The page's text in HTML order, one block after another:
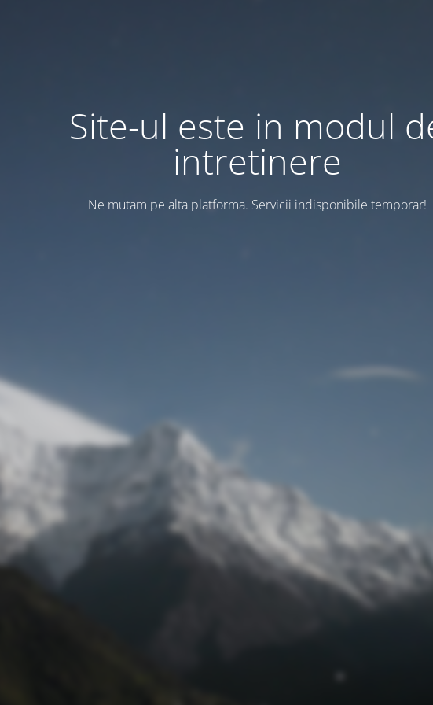
Site-ul este in modul
intretinere
Ne mutam pe alta platforma. Servicii indisponibile temporar!